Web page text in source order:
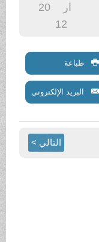
20
طباعة
البريد الإلكتروني
التالي >